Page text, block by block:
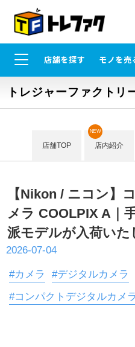
店舗を探す モノを売
トレジャーファクトリ
店舗TOP 店内紹介
NEW
【Nikon / ニコン】
メラ COOLPIX A｜
派モデルが入荷いた
2026-07-04
#カメラ
#デジタルカメラ
#コンパクトデジタルカメラ